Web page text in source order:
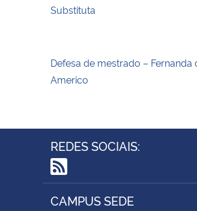
Substituta
Defesa de mestrado – Fernanda
Americo
REDES SOCIAIS:
RSS
CAMPUS SEDE